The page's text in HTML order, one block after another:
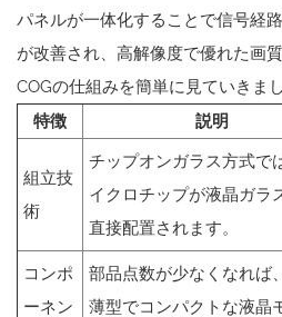
パネルが一体化することで信号経
が改善され、高解像度で優れた画
COGの仕組みを簡単に見ていきまし
特徴
説明
組立技
術
チップオンガラス方式で
イクロチップが液晶ガラ
直接配置されます。
コンポ
ーネン
部品点数が少なくなれば
薄型でコンパクトな液晶